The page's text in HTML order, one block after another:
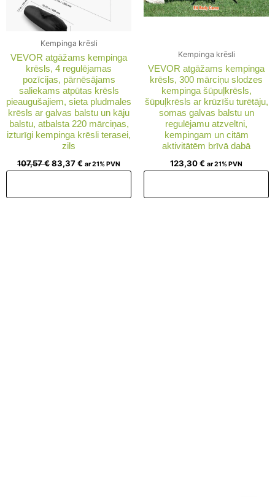
Kempinga krēsli
VEVOR atgāžams kempinga
krēsls, 4 regulējamas
pozīcijas, pārnēsājams
saliekams atpūtas krēsls
pieaugušajiem, sieta pludmales
krēsls ar galvas balstu un kāju
balstu, atbalsta 220 mārciņas,
izturīgi kempinga krēsli terasei,
zils
107,57€83,37€ ar 21% PVN
Kempinga krēsli
VEVOR atgāžams kempinga
krēsls, 300 mārciņu slodzes
kempinga šūpuļkrēsls,
šūpuļkrēsls ar krūzīšu turētāju,
somas galvas balstu un
regulējamu atzveltni,
kempingam un citām
aktivitātēm brīvā dabā
123,30€ ar 21% PVN